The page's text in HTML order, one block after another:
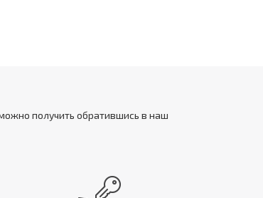
получить обратившись в наш